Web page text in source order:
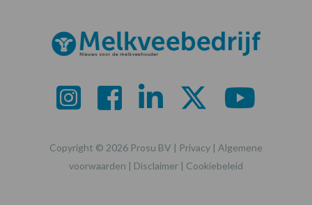
Copyright © 2026 Prosu BV | Privacy | Algemene
voorwaarden | Disclaimer | Cookiebeleid